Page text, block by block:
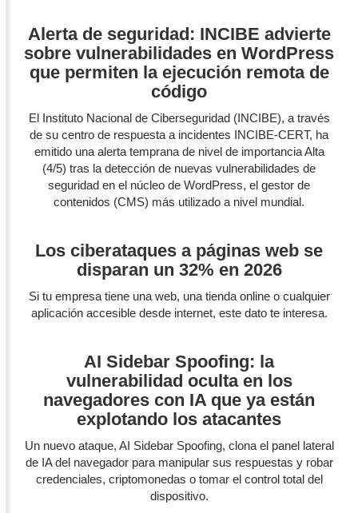
Alerta de seguridad: INCIBE advierte
sobre vulnerabilidades en WordPress
que permiten la ejecución remota de
código
El Instituto Nacional de Ciberseguridad (INCIBE), a través
de su centro de respuesta a incidentes INCIBE-CERT, ha
emitido una alerta temprana de nivel de importancia Alta
(4/5) tras la detección de nuevas vulnerabilidades de
seguridad en el núcleo de WordPress, el gestor de
contenidos (CMS) más utilizado a nivel mundial.
Los ciberataques a páginas web se
disparan un 32% en 2026
Si tu empresa tiene una web, una tienda online o cualquier
aplicación accesible desde internet, este dato te interesa.
AI Sidebar Spoofing: la
vulnerabilidad oculta en los
navegadores con IA que ya están
explotando los atacantes
Un nuevo ataque, AI Sidebar Spoofing, clona el panel lateral
de IA del navegador para manipular sus respuestas y robar
credenciales, criptomonedas o tomar el control total del
dispositivo.